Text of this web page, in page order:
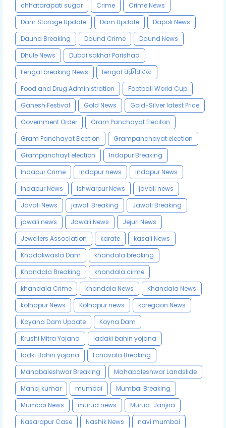
chhatarapati sugar
Crime
Crime News
Dam Storage Update
Dam Update
Dapoli News
Daund Breaking
Daund Crime
Daund News
Dhule News
Dubai sakhar Parishad
Fengal breaking News
fengal चक्रीवादळ
Food and Drug Administration
Football World Cup
Ganesh Festival
Gold News
Gold-Silver latest Price
Government Order
Gram Panchayat Eleciton
Gram Panchayat Election
Grampanchayat election
Grampanchayt election
Indapur Breaking
Indapur Crime
indapur news
indapur News
Indapur News
Ishwarpur News
javali news
Javali News
jawali Breaking
Jawali Breaking
jawali news
Jawali News
Jejuri News
Jewellers Association
karate
kasali News
Khadakwasla Dam
khandala breaking
Khandala Breaking
khandala cirme
khandala Crime
khandala News
Khandala News
kolhapur News
Kolhapur news
koregaon News
Koyana Dam Update
Koyna Dam
Krushi Mitra Yojana
ladaki bahin yojana
ladki Bahin yojana
Lonavala Breaking
Mahabaleshwar Breaking
Mahabaleshwar Landslide
Manoj kumar
mumbai
Mumbai Breaking
Mumbai News
murud news
Murud-Janjira
Nasarapur Case
Nashik News
navi mumbai